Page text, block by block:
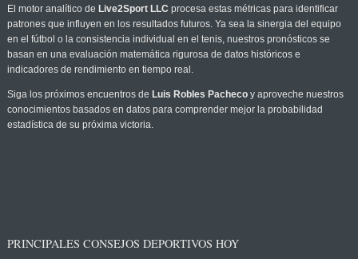
El motor analítico de Live2Sport LLC procesa estas métricas para identificar
patrones que influyen en los resultados futuros. Ya sea la sinergia del equipo
en el fútbol o la consistencia individual en el tenis, nuestros pronósticos se
basan en una evaluación matemática rigurosa de datos históricos e
indicadores de rendimiento en tiempo real.
Siga los próximos encuentros de Luis Robles Pachecoy aproveche nuestros
conocimientos basados en datos para comprender mejor la probabilidad
estadística de su próxima victoria.
PRINCIPALES CONSEJOS DEPORTIVOS HOY